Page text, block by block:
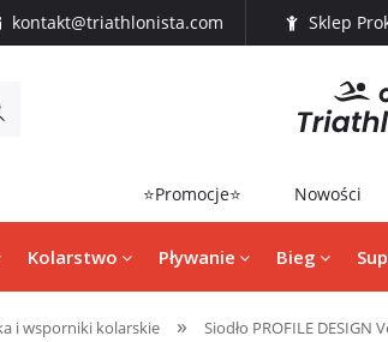
kontakt@triathlonista.com Sklep
⭐Promocje⭐ Nowości
Kolarstwo Pływanie Bieg
i wsporniki kolarskie » Siodło PROFILE DESIGN